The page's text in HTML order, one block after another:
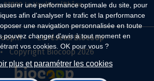
une performance optimale du site, pour
afin d'analyser le trafic et la performance
une navigation personnalisée en toute
pouvez changer d'avis à tout moment en
vos cookies. OK pour vous ?
plus et paramétrer les cookies
07800 La Voulte s/Rhône
Le réseau Biocoop
Copyright Biocoop 2026